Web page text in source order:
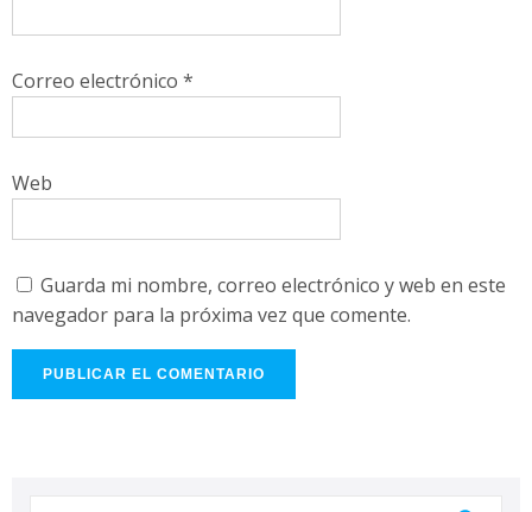
Correo electrónico *
Web
Guarda mi nombre, correo electrónico y web en este
navegador para la próxima vez que comente.